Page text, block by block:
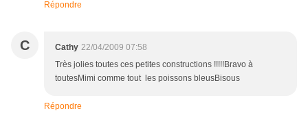
Répondre
C Cathy 22/04/2009 07:58
Très jolies toutes ces petites constructions !!!!!Bravo à
toutesMimi comme tout les poissons bleusBisous
Répondre